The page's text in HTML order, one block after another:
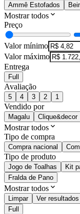
Ammê Estofados
Mostrar todos
Preço
Valor mínimo
Valor máximo
Entrega
Full
Avaliação
5 4 3 2 1
Vendido por
Magalu Clique&decor
Mostrar todos
Tipo de compra
Compra nacional
Tipo de produto
Jogo de Toalhas Kit
Fralda de Pano
Mostrar todos
Limpar
Ver resultados
Full